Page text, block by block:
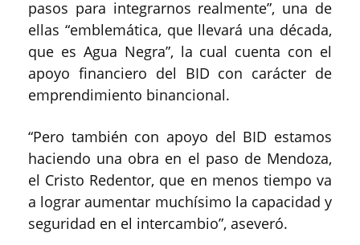
pasos para integrarnos realmente”, una de
ellas “emblemática, que llevará una década,
que es Agua Negra”, la cual cuenta con el
apoyo financiero del BID con carácter de
emprendimiento binancional.
“Pero también con apoyo del BID estamos
haciendo una obra en el paso de Mendoza,
el Cristo Redentor, que en menos tiempo va
a lograr aumentar muchísimo la capacidad y
seguridad en el intercambio”, aseveró.